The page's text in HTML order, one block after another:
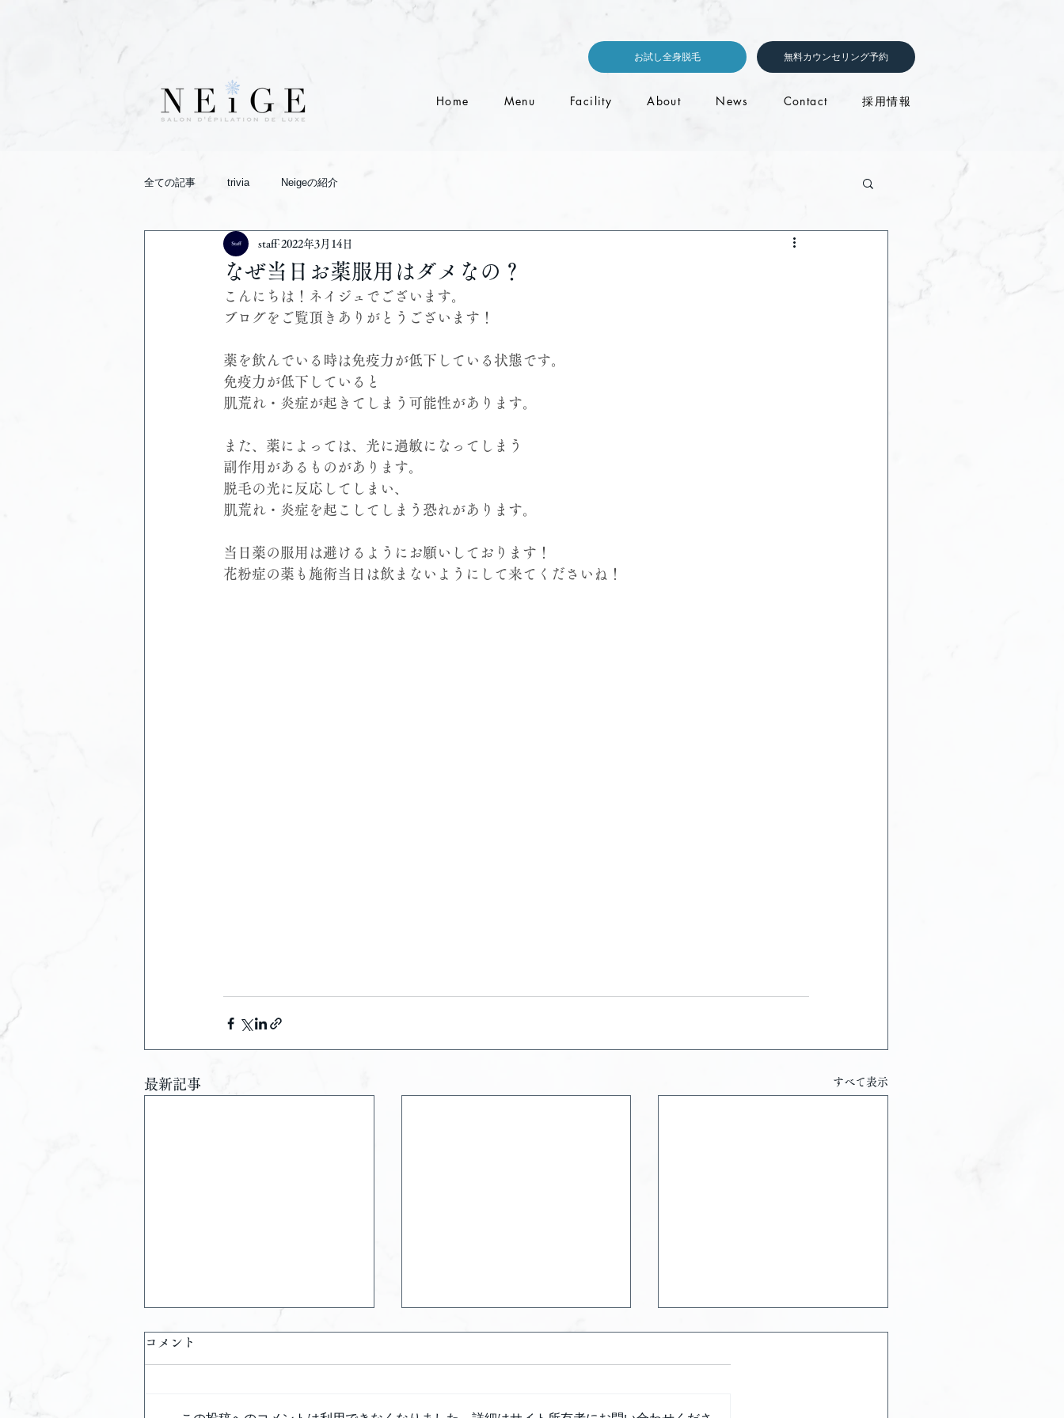
お試し全身脱毛 無料カウンセリング予約
Home Menu Facility About News Contact 採用情報
全ての記事 trivia Neigeの紹介
なぜ当日お薬服用はダメなの？
staff 2022年3月14日
こんにちは！ネイジュでございます。
ブログをご覧頂きありがとうございます！
薬を飲んでいる時は免疫力が低下している状態です。
免疫力が低下していると
肌荒れ・炎症が起きてしまう可能性があります。
また、薬によっては、光に過敏になってしまう
副作用があるものがあります。
脱毛の光に反応してしまい、
肌荒れ・炎症を起こしてしまう恐れがあります。
当日薬の服用は避けるようにお願いしております！
花粉症の薬も施術当日は飲まないようにして来てくださいね！
最新記事 すべて表示
コメント